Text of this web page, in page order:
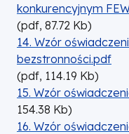
konkurencyjnym
(pdf, 87.72 Kb)
DOKUMENT
14. Wzór
bezstronności.pdf
(pdf, 114.19 Kb)
DOKUMENT
15. Wzór
154.38 Kb)
DOKUMENT
16. Wzór